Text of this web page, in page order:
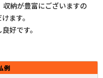
納が豊富にございますの
ます。
好です。
例